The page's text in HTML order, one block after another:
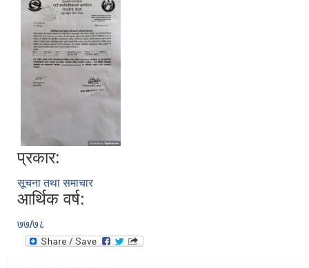
प्रकार:
सूचना तथा समाचार
आर्थिक वर्ष:
७७/७८